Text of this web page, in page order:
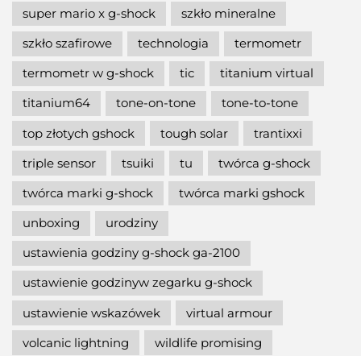
super mario x g-shock
szkło mineralne
szkło szafirowe
technologia
termometr
termometr w g-shock
tic
titanium virtual
titanium64
tone-on-tone
tone-to-tone
top złotych gshock
tough solar
trantixxi
triple sensor
tsuiki tu
twórca g-shock
twórca marki g-shock
twórca marki gshock
unboxing
urodziny
ustawienia godziny g-shock ga-2100
ustawienie godzinyw zegarku g-shock
ustawienie wskazówek
virtual armour
volcanic lightning
wildlife promising